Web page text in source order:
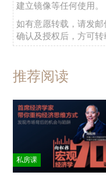
建立镜像等任何使用。
如有意愿转载，请发邮
确认及授权后，方可转
推荐阅读
私房课